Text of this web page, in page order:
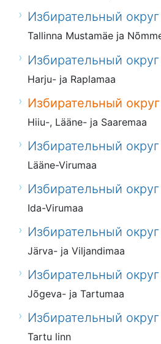
Избирательный
Tallinna Mustamäe ja
Избирательный
Harju- ja Raplamaa
Избирательный
Hiiu-, Lääne- ja Saaremaa
Избирательный
Lääne-Virumaa
Избирательный
Ida-Virumaa
Избирательный
Järva- ja Viljandimaa
Избирательный
Jõgeva- ja Tartumaa
Избирательный
Tartu linn